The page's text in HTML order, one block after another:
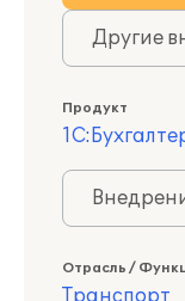
Другие
Продукт
Отрасль /
Транспорт